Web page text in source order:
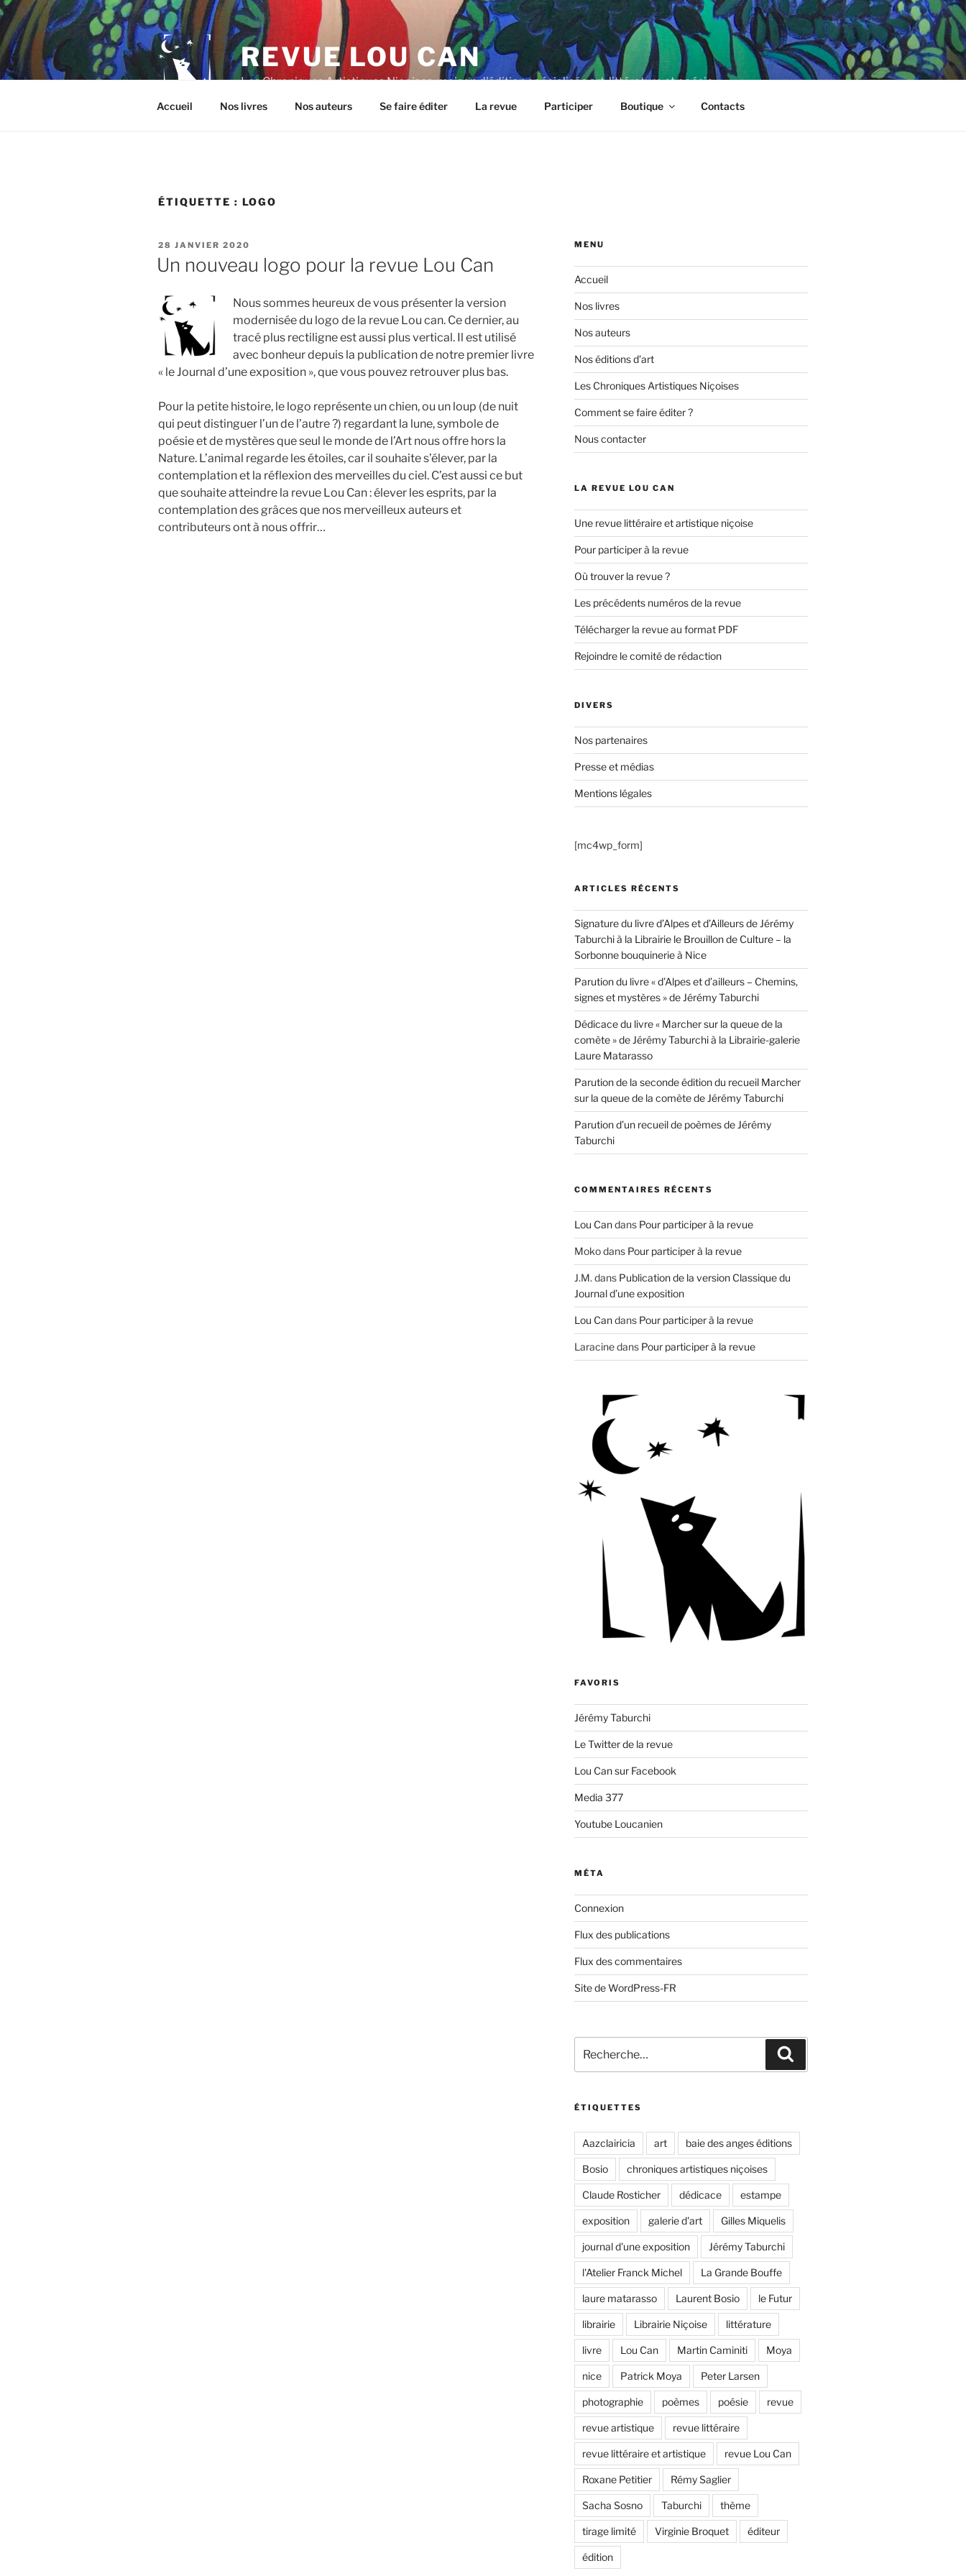
Aller
au
contenu
principal
REVUE LOU CAN
Les Chroniques Artistiques Niçoises, maison d'édition spécialisée art, littérature et poésie
Accueil Nos livres Nos auteurs Se faire éditer La revue Participer Boutique Contacts
ÉTIQUETTE : LOGO
PUBLIÉ
LE
28 JANVIER 2020
Un nouveau logo pour la revue Lou Can
Nous sommes heureux de vous présenter la version
modernisée du logo de la revue Lou can. Ce dernier, au
tracé plus rectiligne est aussi plus vertical. Il est utilisé
avec bonheur depuis la publication de notre premier livre
« le Journal d’une exposition », que vous pouvez retrouver plus bas.
Pour la petite histoire, le logo représente un chien, ou un loup (de nuit
qui peut distinguer l’un de l’autre ?) regardant la lune, symbole de
poésie et de mystères que seul le monde de l’Art nous offre hors la
Nature. L’animal regarde les étoiles, car il souhaite s’élever, par la
contemplation et la réflexion des merveilles du ciel. C’est aussi ce but
que souhaite atteindre la revue Lou Can : élever les esprits, par la
contemplation des grâces que nos merveilleux auteurs et
contributeurs ont à nous offrir…
MENU
Accueil
Nos livres
Nos auteurs
Nos éditions d’art
Les Chroniques Artistiques Niçoises
Comment se faire éditer ?
Nous contacter
LA REVUE LOU CAN
Une revue littéraire et artistique niçoise
Pour participer à la revue
Où trouver la revue ?
Les précédents numéros de la revue
Télécharger la revue au format PDF
Rejoindre le comité de rédaction
DIVERS
Nos partenaires
Presse et médias
Mentions légales
[mc4wp_form]
ARTICLES RÉCENTS
Signature du livre d’Alpes et d’Ailleurs de Jérémy
Taburchi à la Librairie le Brouillon de Culture – la
Sorbonne bouquinerie à Nice
Parution du livre « d’Alpes et d’ailleurs – Chemins,
signes et mystères » de Jérémy Taburchi
Dédicace du livre « Marcher sur la queue de la
comète » de Jérémy Taburchi à la Librairie-galerie
Laure Matarasso
Parution de la seconde édition du recueil Marcher
sur la queue de la comète de Jérémy Taburchi
Parution d’un recueil de poèmes de Jérémy
Taburchi
COMMENTAIRES RÉCENTS
Lou Candans Pour participer à la revue
Mokodans Pour participer à la revue
J.M. dans Publication de la version Classique du
Journal d’une exposition
Lou Candans Pour participer à la revue
Laracinedans Pour participer à la revue
FAVORIS
Jérémy Taburchi
Le Twitter de la revue
Lou Can sur Facebook
Media 377
Youtube Loucanien
MÉTA
Connexion
Flux des publications
Flux des commentaires
Site de WordPress-FR
pour
:
ÉTIQUETTES
Aazclairicia art baie des anges éditions
Bosio chroniques artistiques niçoises
Claude Rosticher dédicace estampe
exposition galerie d'art Gilles Miquelis
journal d'une exposition Jérémy Taburchi
l'Atelier Franck Michel La Grande Bouffe
laure matarasso Laurent Bosio le Futur
librairie Librairie Niçoise littérature
livre Lou Can Martin Caminiti Moya
nice Patrick Moya Peter Larsen
photographie poèmes poésie revue
revue artistique revue littéraire
revue littéraire et artistique revue Lou Can
Roxane Petitier Rémy Saglier
Sacha Sosno Taburchi thème
tirage limité Virginie Broquet éditeur
édition